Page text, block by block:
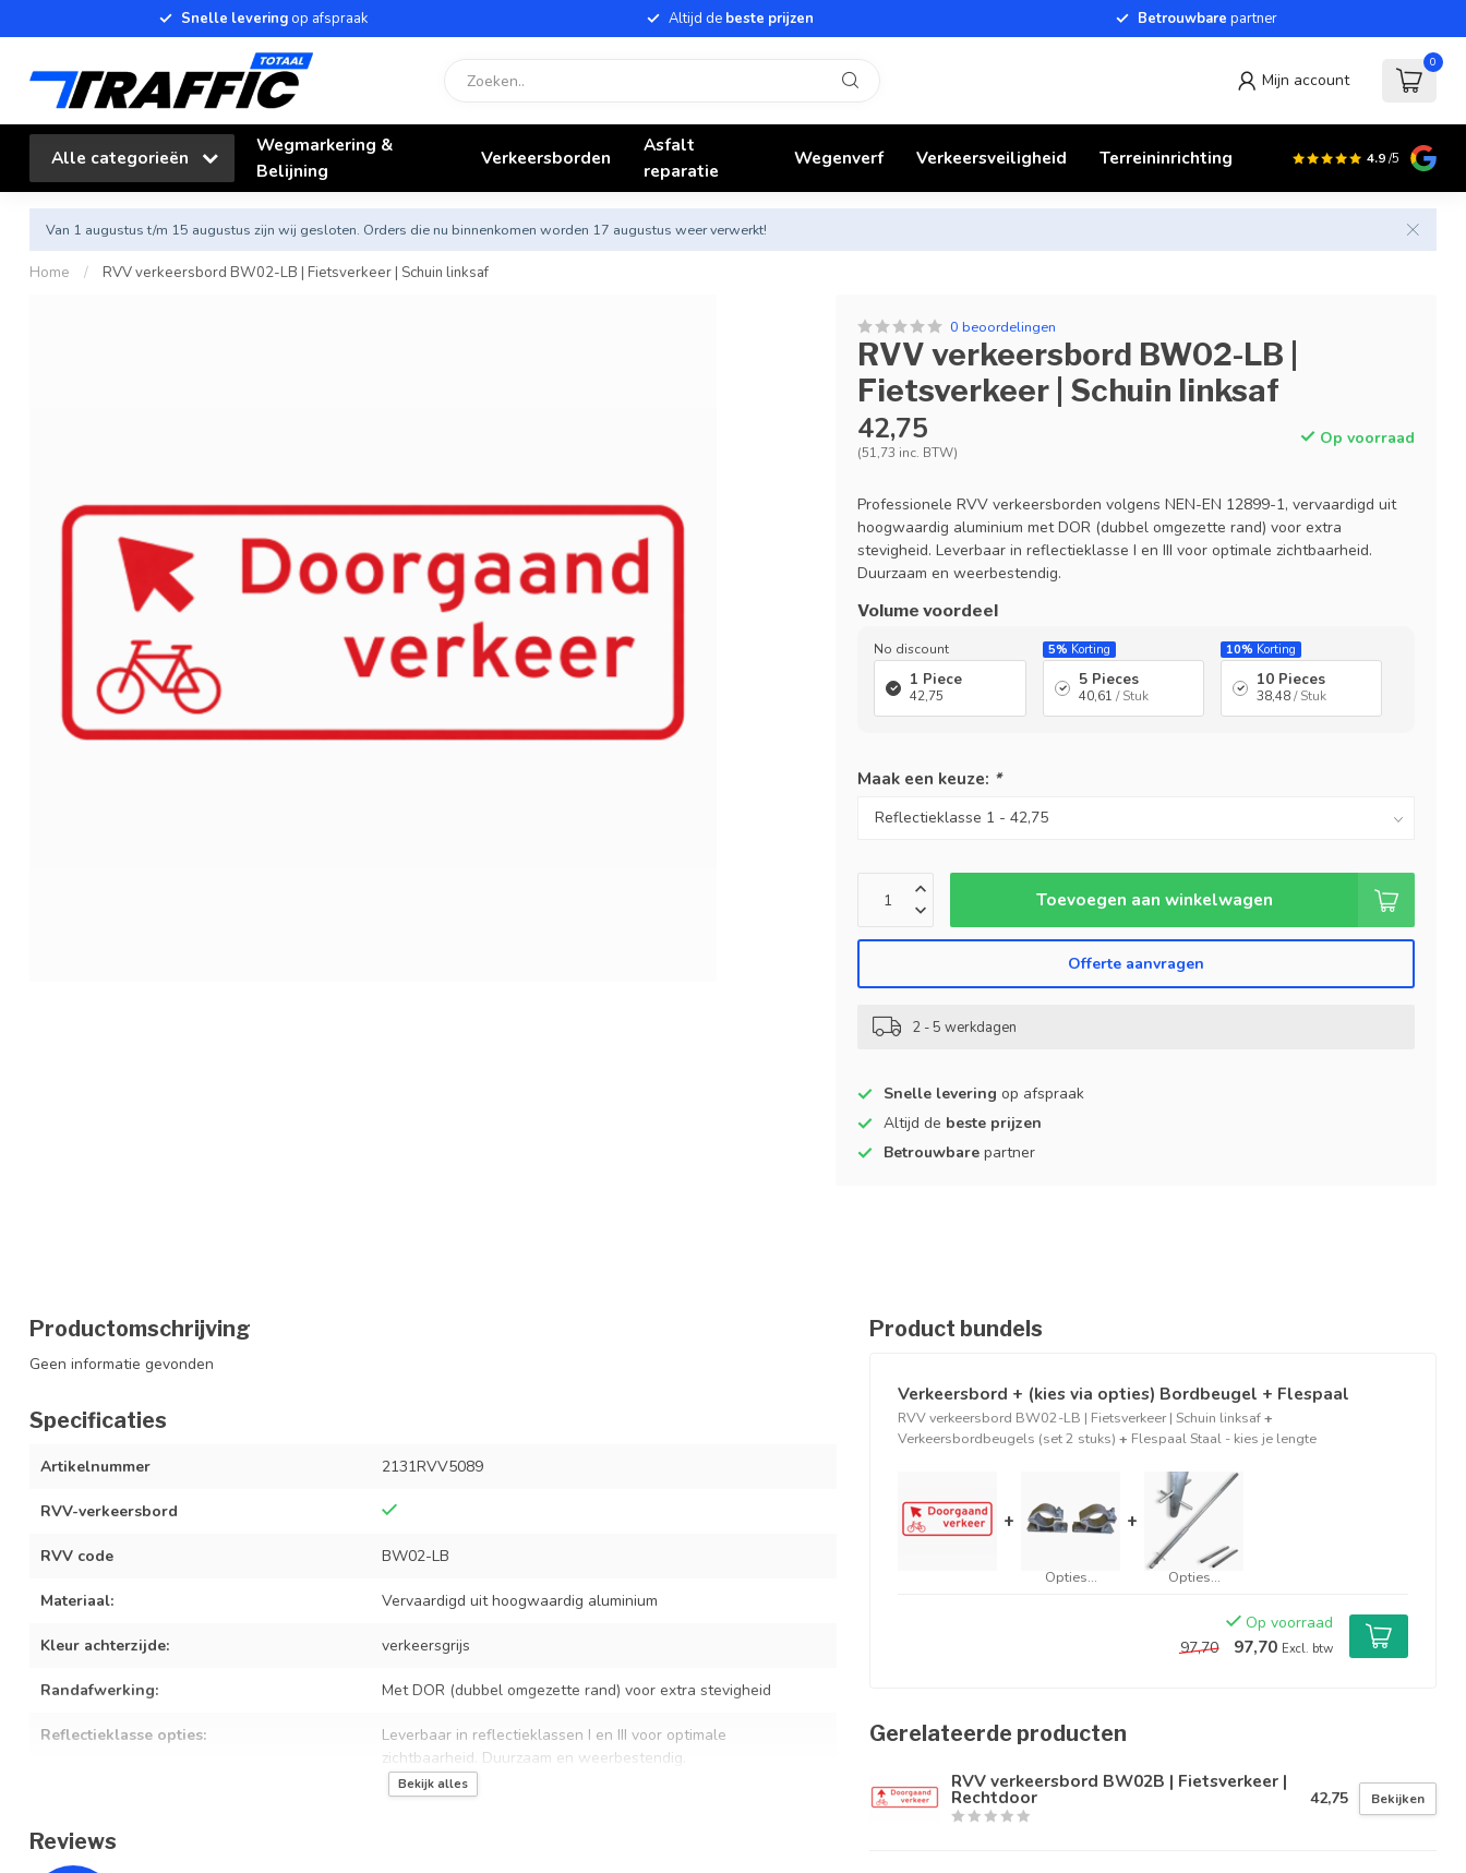
Snelle leveringop afspraak Altijd de beste prijzen Betrouwbare partner
Mijn account
0
Alle categorieën
Wegmarkering &
Belijning
Verkeersborden
Asfalt
reparatie
Wegenverf Verkeersveiligheid Terreininrichting 4.9/5
Van 1 augustus t/m 15 augustus zijn wij gesloten. Orders die nu binnenkomen worden 17 augustus weer verwerkt!
Home / RVV verkeersbord BW02-LB | Fietsverkeer | Schuin linksaf
0 beoordelingen
RVV verkeersbord BW02-LB |
Fietsverkeer | Schuin linksaf
42,75
(51,73 inc. BTW)
Op voorraad
Professionele RVV verkeersborden volgens NEN-EN 12899-1, vervaardigd uit
hoogwaardig aluminium met DOR (dubbel omgezette rand) voor extra
stevigheid. Leverbaar in reflectieklasse I en III voor optimale zichtbaarheid.
Duurzaam en weerbestendig.
Volume voordeel
No discount
1 Piece
42,75
5% Korting
5 Pieces
40,61 / Stuk
10% Korting
10 Pieces
38,48/ Stuk
Maak een keuze: *
Toevoegen aan winkelwagen
Offerte aanvragen
2 - 5 werkdagen
Snelle levering op afspraak
Altijd de beste prijzen
Betrouwbare partner
Productomschrijving
Geen informatie gevonden
Specificaties
Artikelnummer 2131RVV5089
RVV-verkeersbord
RVV code BW02-LB
Materiaal: Vervaardigd uit hoogwaardig aluminium
Kleur achterzijde: verkeersgrijs
Randafwerking: Met DOR (dubbel omgezette rand) voor extra stevigheid
Reflectieklasse opties:
Leverbaar in reflectieklassen I en III voor optimale
zichtbaarheid. Duurzaam en weerbestendig.
600 x 200 mm
Bevestiging:
Bekijk alles
Reviews
Product bundels
Verkeersbord + (kies via opties) Bordbeugel + Flespaal
RVV verkeersbord BW02-LB | Fietsverkeer | Schuin linksaf+
Verkeersbordbeugels (set 2 stuks) + Flespaal Staal - kies je lengte
+
Opties...
+
Opties...
Op voorraad
97,70
97,70 Excl. btw
Gerelateerde producten
RVV verkeersbord BW02B | Fietsverkeer |
Rechtdoor 42,75 Bekijken